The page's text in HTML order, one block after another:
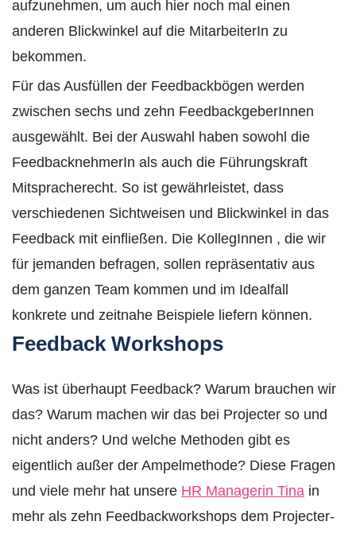
aufzunehmen, um auch hier noch mal einen
anderen Blickwinkel auf die MitarbeiterIn zu
bekommen.
Für das Ausfüllen der Feedbackbögen werden
zwischen sechs und zehn FeedbackgeberInnen
ausgewählt. Bei der Auswahl haben sowohl die
FeedbacknehmerIn als auch die Führungskraft
Mitspracherecht. So ist gewährleistet, dass
verschiedenen Sichtweisen und Blickwinkel in das
Feedback mit einfließen. Die KollegInnen , die wir
für jemanden befragen, sollen repräsentativ aus
dem ganzen Team kommen und im Idealfall
konkrete und zeitnahe Beispiele liefern können.
Feedback Workshops
Was ist überhaupt Feedback? Warum brauchen wir
das? Warum machen wir das bei Projecter so und
nicht anders? Und welche Methoden gibt es
eigentlich außer der Ampelmethode? Diese Fragen
und viele mehr hat unsere HR Managerin Tina in
mehr als zehn Feedbackworkshops dem Projecter-